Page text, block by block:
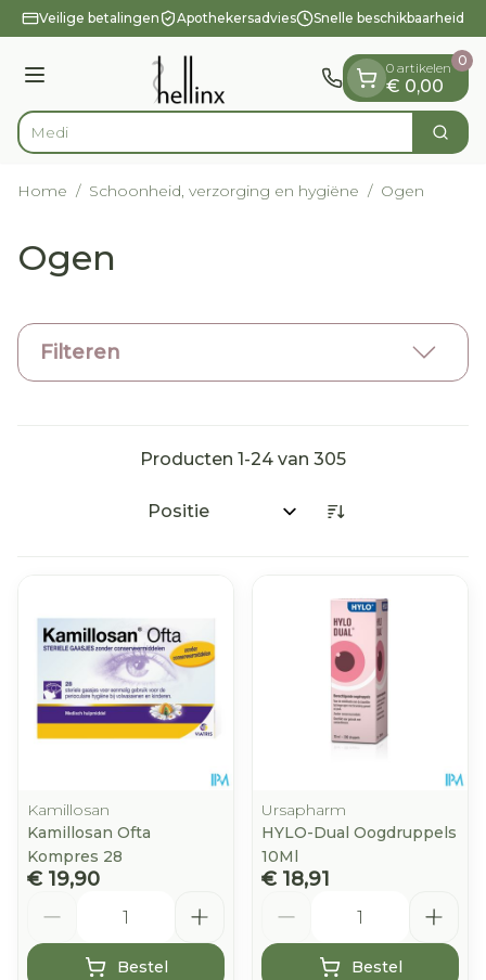
Ga naar de inhoud
1 van 1
Veilige betalingen Apothekersadvies Snelle beschikbaarheid
Menu
Product, merk, categorie...
V Zoek
0 artikelen
€ 0,00
0
Home / Schoonheid, verzorging en hygiëne / Ogen
Ogen
Filteren
Producten 1-24 van 305
Sorteer op:
Kamillosan
Kamillosan Ofta
Kompres 28
€ 19,90
Bestel
Ursapharm
HYLO-Dual Oogdruppels
10Ml
€ 18,91
Bestel